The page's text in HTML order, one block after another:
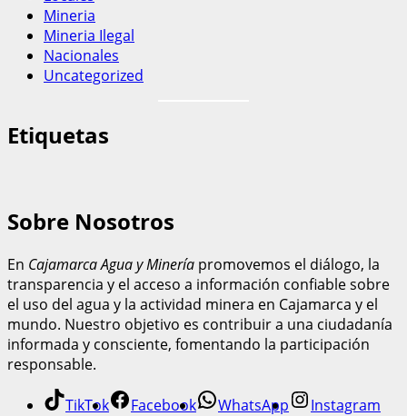
Mineria
Mineria Ilegal
Nacionales
Uncategorized
Etiquetas
Sobre Nosotros
En Cajamarca Agua y Minería promovemos el diálogo, la
transparencia y el acceso a información confiable sobre
el uso del agua y la actividad minera en Cajamarca y el
mundo. Nuestro objetivo es contribuir a una ciudadanía
informada y consciente, fomentando la participación
responsable.
TikTok Facebook WhatsApp Instagram